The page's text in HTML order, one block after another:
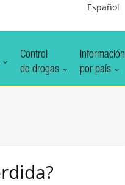
Español
Control
de drogas
Información
por país